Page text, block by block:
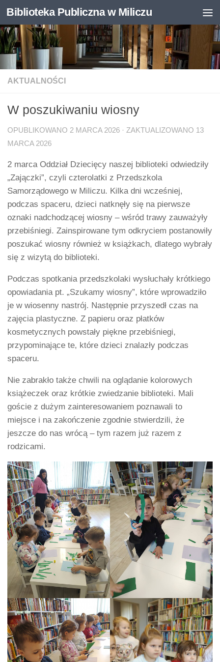
Otwórz pasek narzędzi
Skip to content
Biblioteka Publiczna w Miliczu
AKTUALNOŚCI
W poszukiwaniu wiosny
OPUBLIKOWANO 2 MARCA 2026 · ZAKTUALIZOWANO 13
MARCA 2026
2 marca Oddział Dziecięcy naszej biblioteki odwiedziły
„Zajączki”, czyli czterolatki z Przedszkola
Samorządowego w Miliczu. Kilka dni wcześniej,
podczas spaceru, dzieci natknęły się na pierwsze
oznaki nadchodzącej wiosny – wśród trawy zauważyły
przebiśniegi. Zainspirowane tym odkryciem postanowiły
poszukać wiosny również w książkach, dlatego wybrały
się z wizytą do biblioteki.
Podczas spotkania przedszkolaki wysłuchały krótkiego
opowiadania pt. „Szukamy wiosny”, które wprowadziło
je w wiosenny nastrój. Następnie przyszedł czas na
zajęcia plastyczne. Z papieru oraz płatków
kosmetycznych powstały piękne przebiśniegi,
przypominające te, które dzieci znalazły podczas
spaceru.
Nie zabrakło także chwili na oglądanie kolorowych
książeczek oraz krótkie zwiedzanie biblioteki. Mali
goście z dużym zainteresowaniem poznawali to
miejsce i na zakończenie zgodnie stwierdzili, że
jeszcze do nas wrócą – tym razem już razem z
rodzicami.